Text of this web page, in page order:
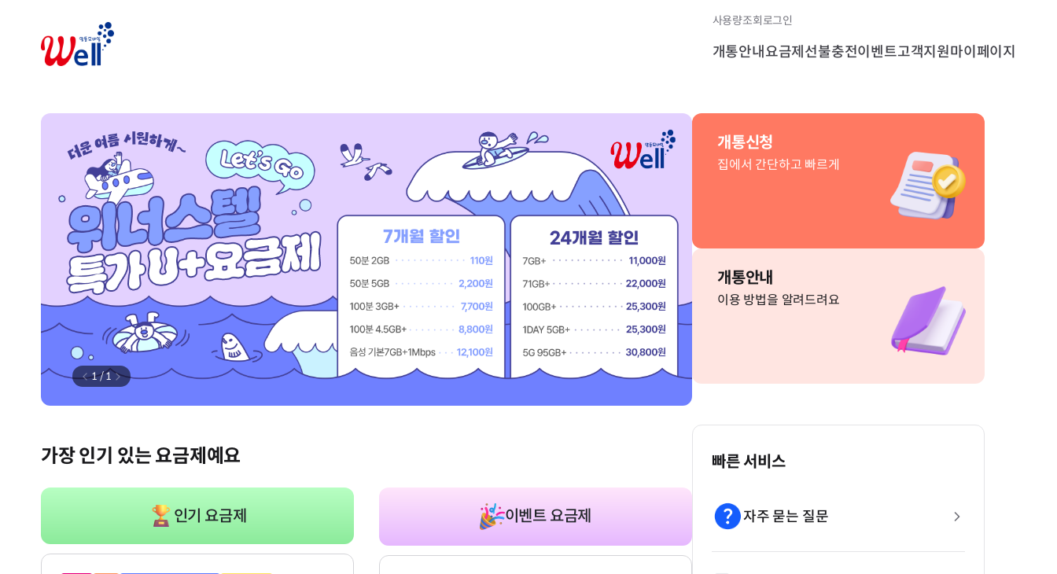
사용량조회로그인
개통안내 요금제 선불충전이벤트고객지원마이페이지
1/1
개통신청
집에서 간단하고 빠르게
개통안내
이용 방법을 알려드려요
가장 인기 있는 요금제예요
인기 요금제 이벤트 요금제
빠른 서비스
자주 묻는 질문